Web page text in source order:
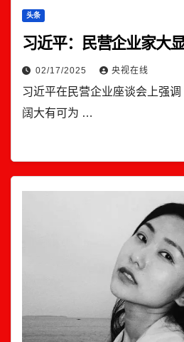
头条
习近平：民营企业家大
02/17/2025 央视在线
习近平在民营企业座谈会上强
阔大有可为 …